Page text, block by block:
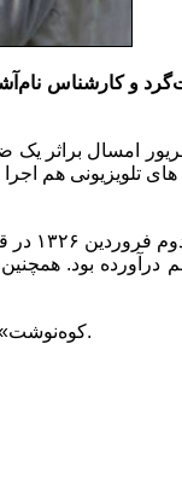
تلویزیونی هم
بود.
«کوه‌نوشت» درگذشت این پیش‌کسوت محیط زیست، ورزش و رسانه را تسلیت می‌گوید.